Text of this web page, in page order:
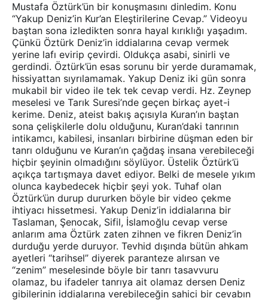
Mustafa Öztürk’ün bir konuşmasını dinledim. Konu
“Yakup Deniz’in Kur’an Eleştirilerine Cevap.” Videoyu
baştan sona izledikten sonra hayal kırıklığı yaşadım.
Çünkü Öztürk Deniz’in iddialarına cevap vermek
yerine lafı evirip çevirdi. Oldukça asabi, sinirli ve
gerdindi. Öztürk’ün esas sorunu bir yerde duramamak,
hissiyattan sıyrılamamak. Yakup Deniz iki gün sonra
mukabil bir video ile tek tek cevap verdi. Hz. Zeynep
meselesi ve Tarık Suresi’nde geçen birkaç ayet-i
kerime. Deniz, ateist bakış açısıyla Kuran’ın baştan
sona çelişkilerle dolu olduğunu, Kuran’daki tanrının
intikamcı, kabilesi, insanları birbirine düşman eden bir
tanrı olduğunu ve Kuran’ın çağdaş insana verebileceği
hiçbir şeyinin olmadığını söylüyor. Üstelik Öztürk’ü
açıkça tartışmaya davet ediyor. Belki de mesele yıkım
olunca kaybedecek hiçbir şeyi yok. Tuhaf olan
Öztürk’ün durup dururken böyle bir video çekme
ihtiyacı hissetmesi. Yakup Deniz’in iddialarına bir
Taslaman, Şenocak, Sifil, İslamoğlu cevap verse
anlarım ama Öztürk zaten zihnen ve fikren Deniz’in
durduğu yerde duruyor. Tevhid dışında bütün ahkam
ayetleri “tarihsel” diyerek paranteze alırsan ve
“zenim” meselesinde böyle bir tanrı tasavvuru
olamaz, bu ifadeler tanrıya ait olamaz dersen Deniz
gibilerinin iddialarına verebileceğin sahici bir cevabın